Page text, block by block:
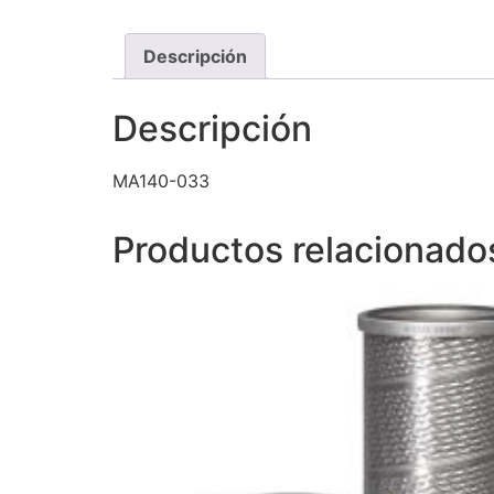
Descripción
Descripción
MA140-033
Productos